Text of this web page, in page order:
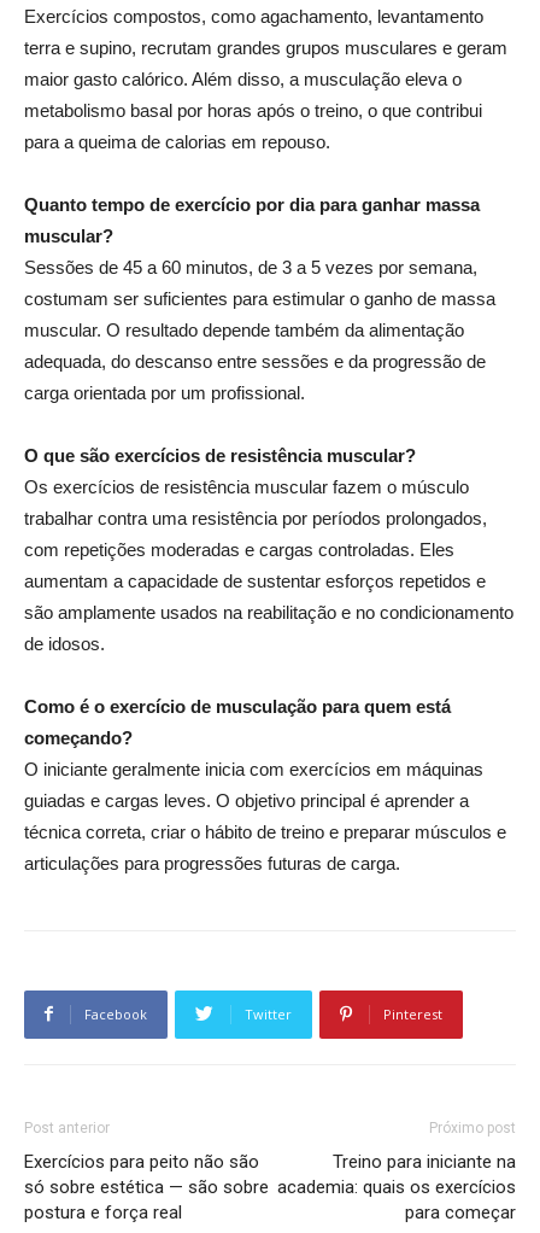
Exercícios compostos, como agachamento, levantamento
terra e supino, recrutam grandes grupos musculares e geram
maior gasto calórico. Além disso, a musculação eleva o
metabolismo basal por horas após o treino, o que contribui
para a queima de calorias em repouso.
Quanto tempo de exercício por dia para ganhar massa
muscular?
Sessões de 45 a 60 minutos, de 3 a 5 vezes por semana,
costumam ser suficientes para estimular o ganho de massa
muscular. O resultado depende também da alimentação
adequada, do descanso entre sessões e da progressão de
carga orientada por um profissional.
O que são exercícios de resistência muscular?
Os exercícios de resistência muscular fazem o músculo
trabalhar contra uma resistência por períodos prolongados,
com repetições moderadas e cargas controladas. Eles
aumentam a capacidade de sustentar esforços repetidos e
são amplamente usados na reabilitação e no condicionamento
de idosos.
Como é o exercício de musculação para quem está
começando?
O iniciante geralmente inicia com exercícios em máquinas
guiadas e cargas leves. O objetivo principal é aprender a
técnica correta, criar o hábito de treino e preparar músculos e
articulações para progressões futuras de carga.
Facebook Twitter Pinterest
Post anterior
Exercícios para peito não são
só sobre estética — são sobre
postura e força real
Próximo post
Treino para iniciante na
academia: quais os exercícios
para começar